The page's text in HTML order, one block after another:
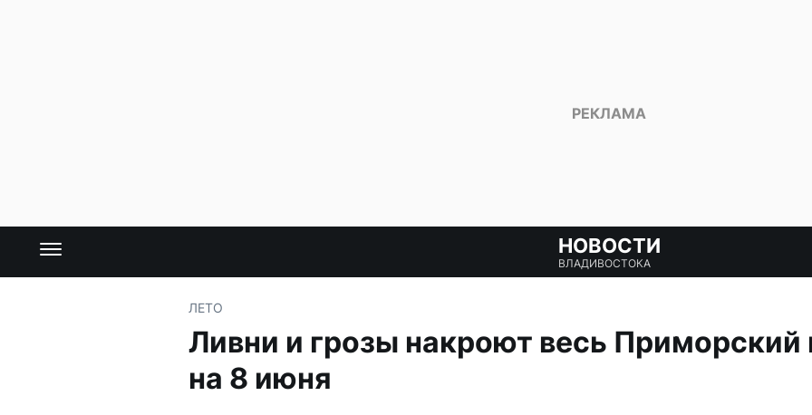
НОВОСТИ
ВЛАДИВОСТОКА
ЛЕТО
Ливни и грозы накроют весь Приморский
на 8 июня